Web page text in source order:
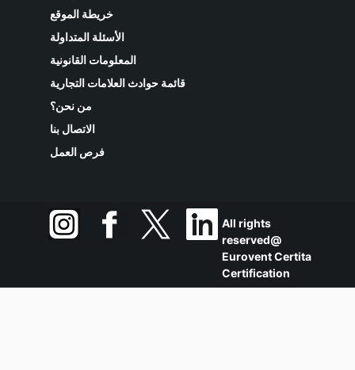
خريطة الموقع
الأسئلة المتداولة
المعلومات القانونية
قائمة حوادث العلامات التجارية
من نحن؟
الاتصال بنا
فرص العمل
All rights
reserved@
Eurovent Certita
Certification